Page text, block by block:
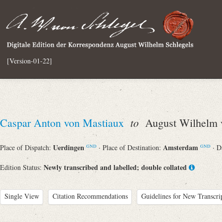
[Version-01-22]
Caspar Anton von Mastiaux toAugust Wilhelm
Place of Dispatch: Uerdingen GND · Place of Destination: Amsterdam GND ·
Edition Status: Newly transcribed and labelled; double collated
Single View Citation Recommendations Guidelines for New